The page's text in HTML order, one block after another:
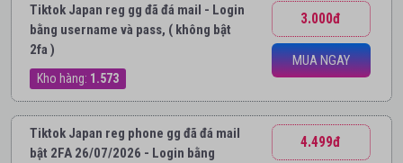
Tiktok Japan reg gg đã đá mail - Login
bằng username và pass, ( không bật
2fa )
Kho hàng: 1.573
3.000đ
MUA NGAY
Tiktok Japan reg phone gg đã đá mail
bật 2FA 26/07/2026 - Login bằng
4.499đ